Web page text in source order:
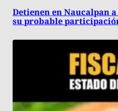
Detienen en Naucalpan
su probable